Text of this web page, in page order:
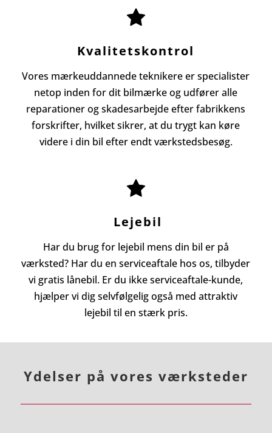
Kvalitetskontrol
Vores mærkeuddannede teknikere er specialister
netop inden for dit bilmærke og udfører alle
reparationer og skadesarbejde efter fabrikkens
forskrifter, hvilket sikrer, at du trygt kan køre
videre i din bil efter endt værkstedsbesøg.
Lejebil
Har du brug for lejebil mens din bil er på
værksted? Har du en serviceaftale hos os, tilbyder
vi gratis lånebil. Er du ikke serviceaftale-kunde,
hjælper vi dig selvfølgelig også med attraktiv
lejebil til en stærk pris.
Ydelser på vores værksteder